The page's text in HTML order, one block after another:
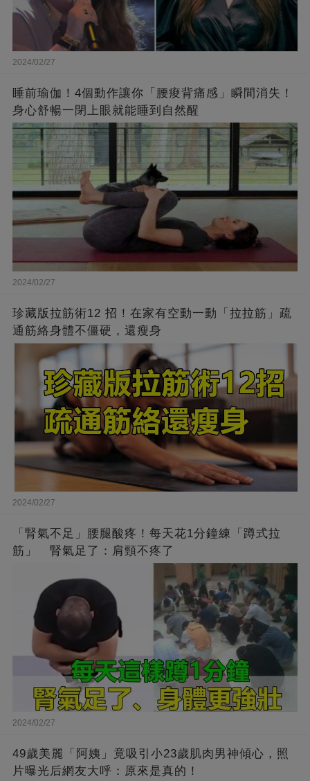
2024/02/27
睡前瑜伽！4個動作讓你「腰痠背痛感」瞬間消失！
身心舒暢一閉上眼就能睡到自然醒
2024/02/27
珍藏版拉筋術12 招！在家有空動一動「拉拉筋」疏
通筋絡身體不僵硬，還瘦身
2024/02/27
「腎氣不足」腰腿酸疼！每天花1分鐘練「蹲式拉
筋」 腎氣足了：肩頸不疼了
2024/02/27
49歲美麗「阿姨」竟吸引小23歲肌肉男神傾心，照
片曝光后網友大呼：原來是真的！